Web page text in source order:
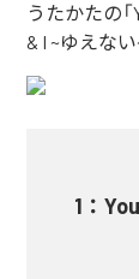
うたかたの
& I ~ゆえな
1 ：